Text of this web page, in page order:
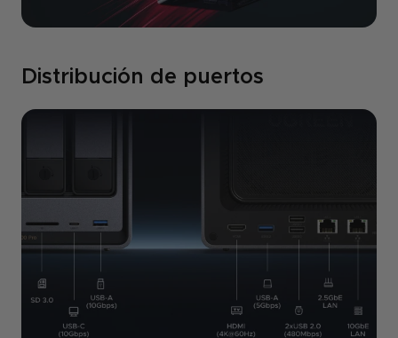
Distribución de puertos